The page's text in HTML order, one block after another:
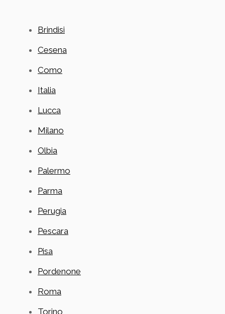
Brindisi
Cesena
Como
Italia
Lucca
Milano
Olbia
Palermo
Parma
Perugia
Pescara
Pisa
Pordenone
Roma
Torino